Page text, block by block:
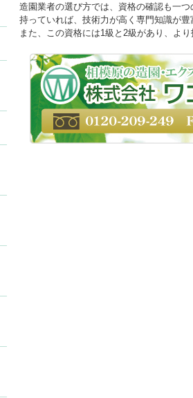
造園業者の選び方では、資格の確認も一
持っていれば、技術力が高く専門知識が豊
また、この資格には1級と2級があり、よ